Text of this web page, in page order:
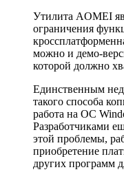
Утилита AOMEI
ограничения
можно и демо-
которой должно
Единственным
такого способа
работа на ОС
Разработчиками
этой проблемы,
приобретение
других программ